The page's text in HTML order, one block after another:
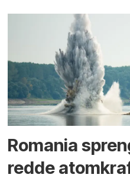
Romania
redde